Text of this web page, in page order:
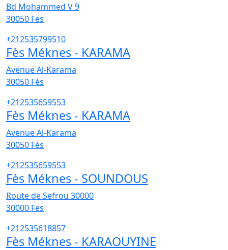
Bd Mohammed V 9
30050 Fes
+212535799510
Fès Méknes - KARAMA
Avenue Al-Karama
30050 Fès
+212535659553
Fès Méknes - KARAMA
Avenue Al-Karama
30050 Fès
+212535659553
Fès Méknes - SOUNDOUS
Route de Sefrou 30000
30000 Fes
+212535618857
Fès Méknes - KARAOUYINE